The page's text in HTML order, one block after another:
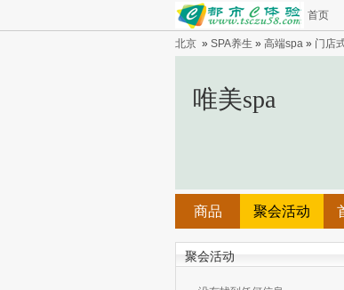
首页
北京 » SPA养生 » 高端spa » 门店
唯美spa
商品 聚会活动
聚会活动